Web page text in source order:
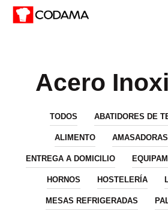
Acero
TODOS ABATIDORES DE
ALIMENTO AMASADORAS
ENTREGA A DOMICILIO
HORNOS HOSTELERÍA
MESAS REFRIGERADAS